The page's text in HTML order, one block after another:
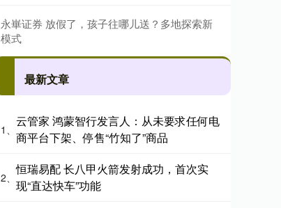
永崋证券 放假了，孩子往哪儿送？多地探索新
模式
最新文章
1、
云管家 鸿蒙智行发言人：从未要求任何电
商平台下架、停售“竹知了”商品
2、
恒瑞易配 长八甲火箭发射成功，首次实
现“直达快车”功能